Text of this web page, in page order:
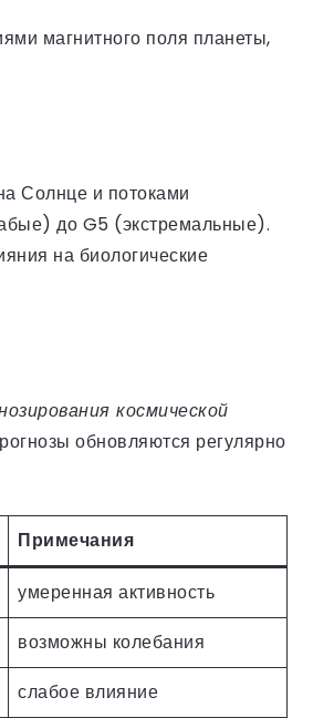
магнитного поля планеты,
Солнце и потоками
до G5 (экстремальные).
на биологические
космической
обновляются регулярно
Примечания
умеренная активность
возможны колебания
слабое влияние